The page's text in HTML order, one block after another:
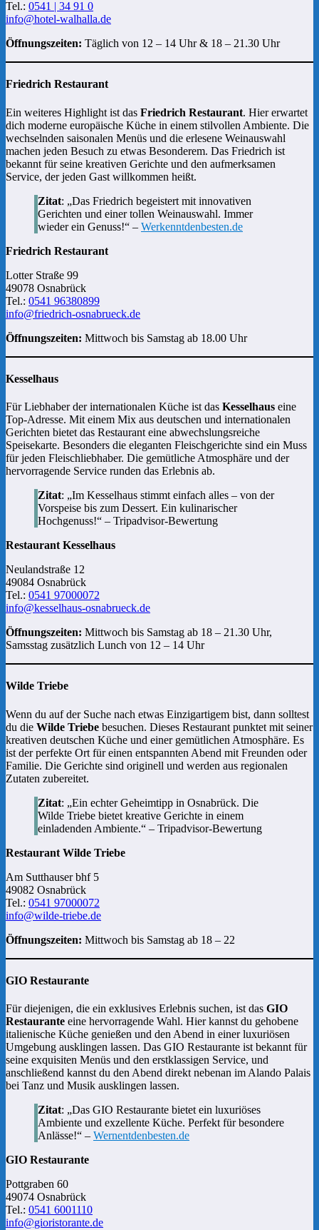
Tel.: 0541 | 34 91 0
info@hotel-walhalla.de
Öffnungszeiten: Täglich von 12 – 14 Uhr & 18 – 21.30 Uhr
Friedrich Restaurant
Ein weiteres Highlight ist das Friedrich Restaurant. Hier erwartet
dich moderne europäische Küche in einem stilvollen Ambiente. Die
wechselnden saisonalen Menüs und die erlesene Weinauswahl
machen jeden Besuch zu etwas Besonderem. Das Friedrich ist
bekannt für seine kreativen Gerichte und den aufmerksamen
Service, der jeden Gast willkommen heißt.
Zitat: „Das Friedrich begeistert mit innovativen
Gerichten und einer tollen Weinauswahl. Immer
wieder ein Genuss!“ – Werkenntdenbesten.de
Friedrich Restaurant
Lotter Straße 99
49078 Osnabrück
Tel.: 0541 96380899
info@friedrich-osnabrueck.de
Öffnungszeiten: Mittwoch bis Samstag ab 18.00 Uhr
Kesselhaus
Für Liebhaber der internationalen Küche ist das Kesselhaus eine
Top-Adresse. Mit einem Mix aus deutschen und internationalen
Gerichten bietet das Restaurant eine abwechslungsreiche
Speisekarte. Besonders die eleganten Fleischgerichte sind ein Muss
für jeden Fleischliebhaber. Die gemütliche Atmosphäre und der
hervorragende Service runden das Erlebnis ab.
Zitat: „Im Kesselhaus stimmt einfach alles – von der
Vorspeise bis zum Dessert. Ein kulinarischer
Hochgenuss!“ – Tripadvisor-Bewertung
Restaurant Kesselhaus
Neulandstraße 12
49084 Osnabrück
Tel.: 0541 97000072
info@kesselhaus-osnabrueck.de
Öffnungszeiten: Mittwoch bis Samstag ab 18 – 21.30 Uhr,
Samsstag zusätzlich Lunch von 12 – 14 Uhr
Wilde Triebe
Wenn du auf der Suche nach etwas Einzigartigem bist, dann solltest
du die Wilde Triebe besuchen. Dieses Restaurant punktet mit seiner
kreativen deutschen Küche und einer gemütlichen Atmosphäre. Es
ist der perfekte Ort für einen entspannten Abend mit Freunden oder
Familie. Die Gerichte sind originell und werden aus regionalen
Zutaten zubereitet.
Zitat: „Ein echter Geheimtipp in Osnabrück. Die
Wilde Triebe bietet kreative Gerichte in einem
einladenden Ambiente.“ – Tripadvisor-Bewertung
Restaurant Wilde Triebe
Am Sutthauser bhf 5
49082 Osnabrück
Tel.: 0541 97000072
info@wilde-triebe.de
Öffnungszeiten: Mittwoch bis Samstag ab 18 – 22
GIO Restaurante
Für diejenigen, die ein exklusives Erlebnis suchen, ist das GIO
Restaurante eine hervorragende Wahl. Hier kannst du gehobene
italienische Küche genießen und den Abend in einer luxuriösen
Umgebung ausklingen lassen. Das GIO Restaurante ist bekannt für
seine exquisiten Menüs und den erstklassigen Service, und
anschließend kannst du den Abend direkt nebenan im Alando Palais
bei Tanz und Musik ausklingen lassen.
Zitat: „Das GIO Restaurante bietet ein luxuriöses
Ambiente und exzellente Küche. Perfekt für besondere
Anlässe!“ – Wernentdenbesten.de
GIO Restaurante
Pottgraben 60
49074 Osnabrück
Tel.: 0541 6001110
info@gioristorante.de